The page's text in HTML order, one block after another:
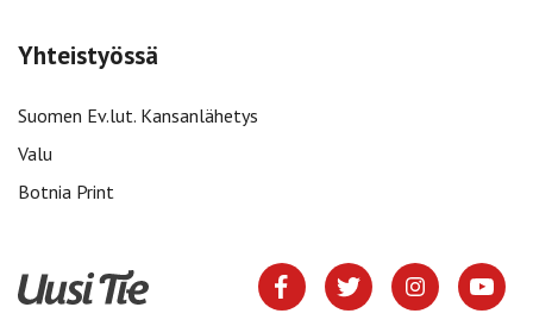
Yhteistyössä
Suomen Ev.lut. Kansanlähetys
Valu
Botnia Print